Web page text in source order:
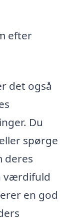
efter
det også
Du
spørge
deres
værdifuld
en god